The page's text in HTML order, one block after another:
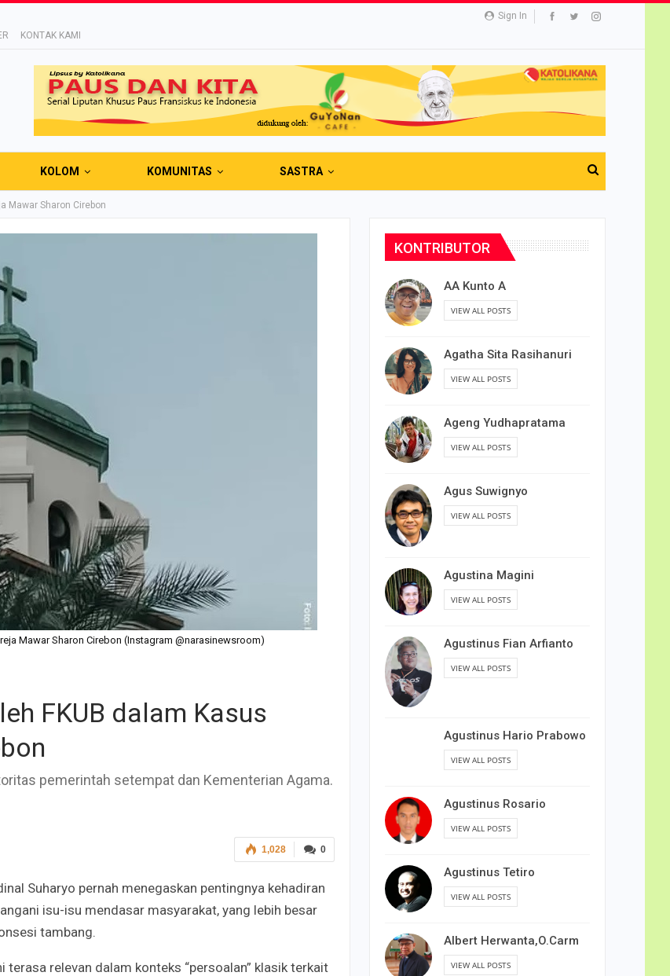
Sign In
KONTAK KAMI
KOLOM KOMUNITAS SASTRA
Mawar Sharon Cirebon
Mawar Sharon Cirebon (Instagram @narasinewsroom)
FKUB dalam Kasus
pemerintah setempat dan Kementerian Agama.
0
1,028
Suharyo pernah menegaskan pentingnya kehadiran
isu-isu mendasar masyarakat, yang lebih besar
tambang.
terasa relevan dalam konteks “persoalan” klasik terkait
KONTRIBUTOR
AA Kunto A
VIEW ALL POSTS
Agatha Sita Rasihanuri
VIEW ALL POSTS
Ageng Yudhapratama
VIEW ALL POSTS
Agus Suwignyo
VIEW ALL POSTS
Agustina Magini
VIEW ALL POSTS
Agustinus Fian Arfianto
VIEW ALL POSTS
Agustinus Hario Prabowo
VIEW ALL POSTS
VIEW ALL POSTS
VIEW ALL POSTS
VIEW ALL POSTS